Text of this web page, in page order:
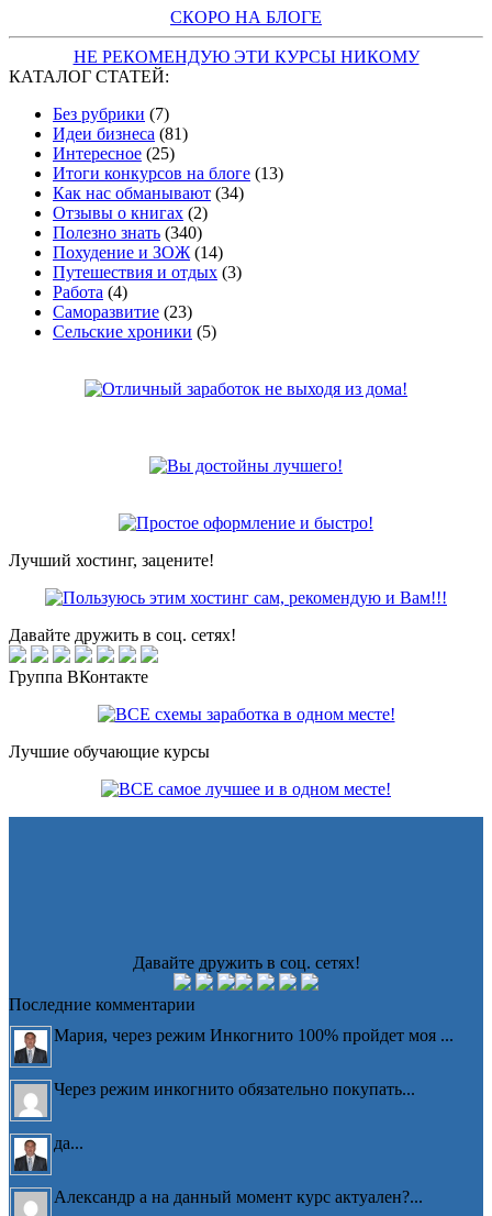
СКОРО НА БЛОГЕ
НЕ РЕКОМЕНДУЮ ЭТИ КУРСЫ НИКОМУ
КАТАЛОГ СТАТЕЙ:
Без рубрики (7)
Идеи бизнеса (81)
Интересное (25)
Итоги конкурсов на блоге (13)
Как нас обманывают (34)
Отзывы о книгах (2)
Полезно знать (340)
Похудение и ЗОЖ (14)
Путешествия и отдых (3)
Работа (4)
Саморазвитие (23)
Сельские хроники (5)
Лучший хостинг, зацените!
Давайте дружить в соц. сетях!
Группа ВКонтакте
Лучшие обучающие курсы
Давайте дружить в соц. сетях!
Последние комментарии
Мария, через режим Инкогнито 100% пройдет моя ...
Через режим инкогнито обязательно покупать...
да...
Александр а на данный момент курс актуален?...